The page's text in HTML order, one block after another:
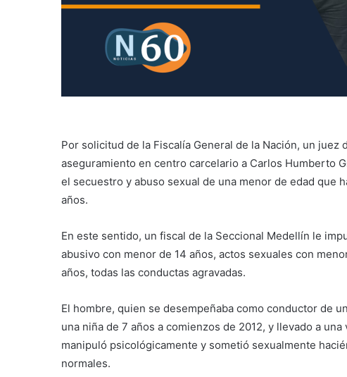
Por solicitud de la Fiscalía General de la Nación, un
aseguramiento en centro carcelario a Carlos Humberto
el secuestro y abuso sexual de una menor de edad que
años.
En este sentido, un fiscal de la Seccional Medellín le
abusivo con menor de 14 años, actos sexuales con
años, todas las conductas agravadas.
El hombre, quien se desempeñaba como conductor de
una niña de 7 años a comienzos de 2012, y llevado a
manipuló psicológicamente y sometió sexualmente
normales.